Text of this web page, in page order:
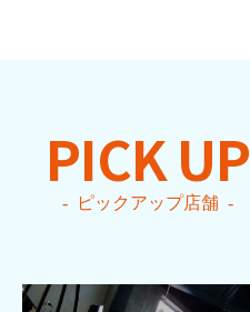
PICK UP
ピックアップ店舗